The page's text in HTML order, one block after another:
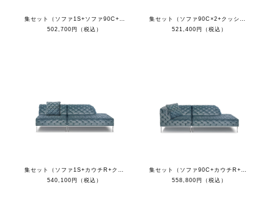
集セット（ソファ1S+ソファ90C+クッション）
502,700円（税込）
集セット（ソファ90C×2+クッション）
521,400円（税込）
集セット（ソファ1S+カウチR+クッション）
540,100円（税込）
集セット（ソファ90C+カウチR+クッション）
558,800円（税込）